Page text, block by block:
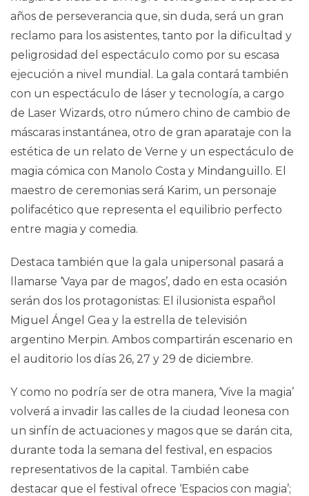
años de perseverancia que, sin duda, será un gran
reclamo para los asistentes, tanto por la dificultad y
peligrosidad del espectáculo como por su escasa
ejecución a nivel mundial. La gala contará también
con un espectáculo de láser y tecnología, a cargo
de Laser Wizards, otro número chino de cambio de
máscaras instantánea, otro de gran aparataje con la
estética de un relato de Verne y un espectáculo de
magia cómica con Manolo Costa y Mindanguillo. El
maestro de ceremonias será Karim, un personaje
polifacético que representa el equilibrio perfecto
entre magia y comedia.
Destaca también que la gala unipersonal pasará a
llamarse ‘Vaya par de magos’, dado en esta ocasión
serán dos los protagonistas: El ilusionista español
Miguel Ángel Gea y la estrella de televisión
argentino Merpin. Ambos compartirán escenario en
el auditorio los días 26, 27 y 29 de diciembre.
Y como no podría ser de otra manera, ‘Vive la magia’
volverá a invadir las calles de la ciudad leonesa con
un sinfín de actuaciones y magos que se darán cita,
durante toda la semana del festival, en espacios
representativos de la capital. También cabe
destacar que el festival ofrece ‘Espacios con magia’;